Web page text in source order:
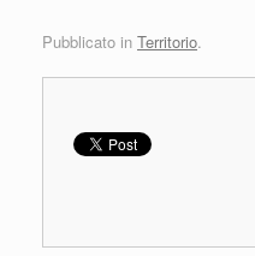
Pubblicato in Territorio.